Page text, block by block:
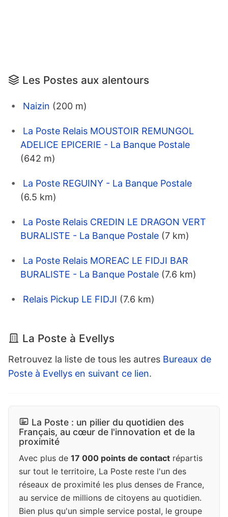
Les Postes aux alentours
Naizin (200 m)
La Poste Relais MOUSTOIR REMUNGOL
ADELICE EPICERIE - La Banque Postale
(642 m)
La Poste REGUINY - La Banque Postale
(6.5 km)
La Poste Relais CREDIN LE DRAGON VERT
BURALISTE - La Banque Postale (7 km)
La Poste Relais MOREAC LE FIDJI BAR
BURALISTE - La Banque Postale (7.6 km)
Relais Pickup LE FIDJI (7.6 km)
La Poste à Evellys
Retrouvez la liste de tous les autres Bureaux de
Poste à Evellys en suivant ce lien.
La Poste : un pilier du quotidien des
Français, au cœur de l'innovation et de la
proximité
Avec plus de 17 000 points de contact répartis
sur tout le territoire, La Poste reste l'un des
réseaux de proximité les plus denses de France,
au service de millions de citoyens au quotidien.
Bien plus qu'un simple service postal, le groupe